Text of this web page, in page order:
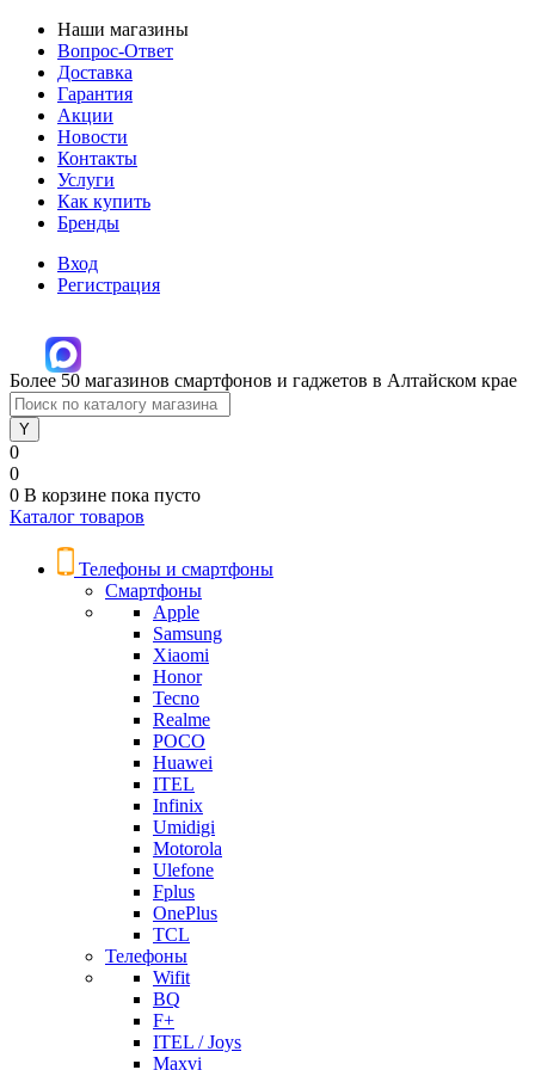
Наши магазины
Вопрос-Ответ
Доставка
Гарантия
Акции
Новости
Контакты
Услуги
Как купить
Бренды
Вход
Регистрация
Более 50 магазинов смартфонов и гаджетов в Алтайском крае
0
0
0 В корзине пока пусто
Каталог товаров
Телефоны и смартфоны
Смартфоны
Apple
Samsung
Xiaomi
Honor
Tecno
Realme
POCO
Huawei
ITEL
Infinix
Umidigi
Motorola
Ulefone
Fplus
OnePlus
TCL
Телефоны
Wifit
BQ
F+
ITEL / Joys
Maxvi